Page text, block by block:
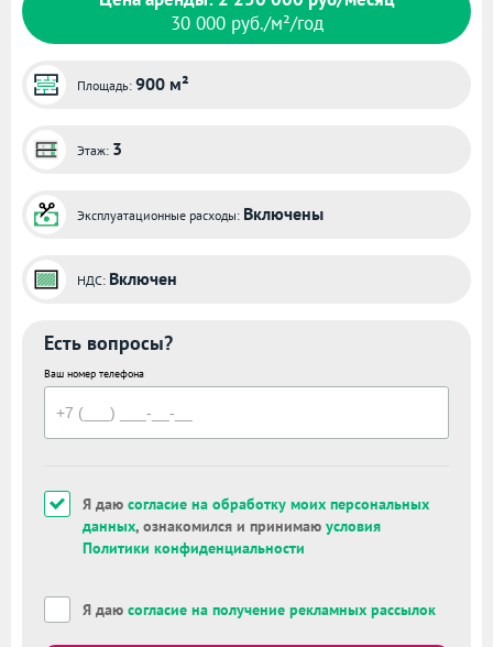
30 000 руб./м²/год
Площадь: 900 м²
Этаж: 3
Эксплуатационные расходы: Включены
НДС: Включен
Есть вопросы?
Ваш номер телефона
Я даю согласие на обработку моих персональных
данных, ознакомился и принимаю условия
Политики конфиденциальности
Я даю согласие на получение рекламных рассылок